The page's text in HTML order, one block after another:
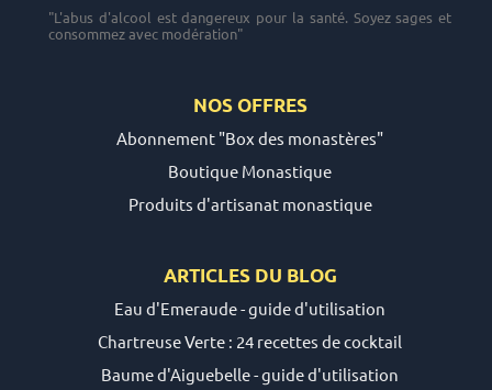
"L'abus d'alcool est dangereux pour la santé. Soyez sages et
consommez avec modération"
NOS OFFRES
Abonnement "Box des monastères"
Boutique Monastique
Produits d'artisanat monastique
ARTICLES DU BLOG
Eau d'Emeraude - guide d'utilisation
Chartreuse Verte : 24 recettes de cocktail
Baume d'Aiguebelle - guide d'utilisation